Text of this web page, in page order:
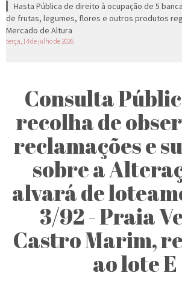
Hasta Pública de direito à ocupação de 5
de frutas, legumes, flores e outros produtos
Mercado de Altura
terça, 14 de julho de 2026
Consulta
recolha de
reclamações e
sobre a
alvará de
3/92 - Praia
Castro Marim,
ao lote E